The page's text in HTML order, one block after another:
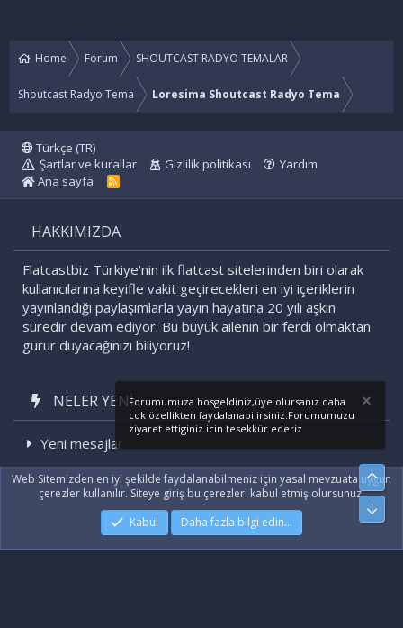
Home Forum SHOUTCAST RADYO TEMALAR
Shoutcast Radyo Tema Loresima Shoutcast Radyo Tema
Türkçe (TR)
Şartlar ve kurallar
Gizlilik politikası
Yardım
Ana sayfa
R
HAKKIMIZDA
Flatcastbiz Türkiye'nin ilk flatcast sitelerinden biri olarak
kullanıcılarına keyifle vakit geçirecekleri en iyi içeriklerin
yayınlandığı paylaşımlarla yayın hayatına 20 yılı aşkın
süredir devam ediyor. Bu büyük ailenin bir ferdi olmaktan
gurur duyacağınızı biliyoruz!
NELER YENI
Yeni mesajlar
Son etkinlikler
© by ©XenTR Xenforo Theme© by ©XenTR
Forumumuza hosgeldiniz,üye olursanız daha
cok özellikten faydalanabilirsiniz.Forumumuzu
ziyaret ettiginiz icin tesekkür ederiz
Web Sitemizden en iyi şekilde faydalanabilmeniz için yasal mevzuata uygun
çerezler kullanılır. Siteye giriş bu çerezleri kabul etmiş olursunuz.
Kabul
Daha fazla bilgi edin…
Üst
Alt